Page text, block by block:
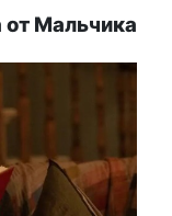
Мальчика